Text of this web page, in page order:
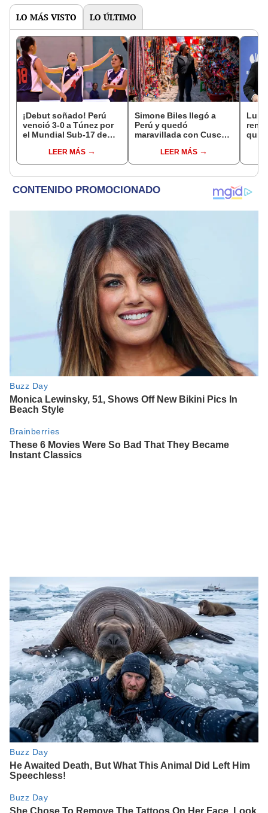
LO MÁS VISTO LO ÚLTIMO
¡Debut soñado! Perú
venció 3-0 a Túnez por
el Mundial Sub-17 de
LEER MÁS
Simone Biles llegó a
Perú y quedó
maravillada con Cusco:
lo hermoso que es este
país"
LEER MÁS
Luis